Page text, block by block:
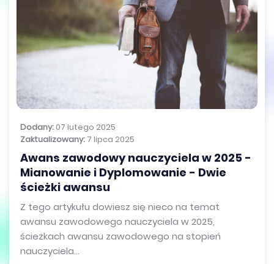
Dodany: 07 lutego 2025
Zaktualizowany: 7 lipca 2025
Awans zawodowy nauczyciela w 2025 -
Mianowanie i Dyplomowanie - Dwie
ścieżki awansu
Z tego artykułu dowiesz się nieco na temat
awansu zawodowego nauczyciela w 2025,
ścieżkach awansu zawodowego na stopień
nauczyciela...